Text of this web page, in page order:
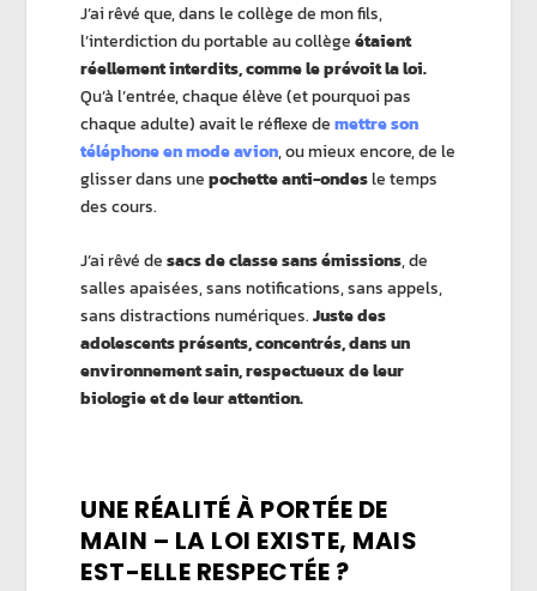
J’ai rêvé que, dans le collège de mon fils,
l’interdiction du portable au collègeétaient
réellement interdits, comme le prévoit la loi.
Qu’à l’entrée, chaque élève (et pourquoi pas
chaque adulte) avait le réflexe demettre son
téléphone en mode avion, ou mieux encore, de le
glisser dans unepochette anti-ondesle temps
des cours.
J’ai rêvé desacs de classe sans émissions, de
salles apaisées, sans notifications, sans appels,
sans distractions numériques.Juste des
adolescents présents, concentrés, dans un
environnement sain, respectueux de leur
biologie et de leur attention.
UNE RÉALITÉ À PORTÉE DE
MAIN – LA LOI EXISTE, MAIS
EST-ELLE RESPECTÉE ?